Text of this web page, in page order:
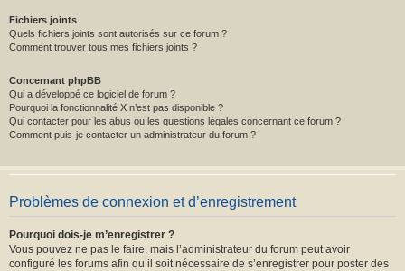
Fichiers joints
Quels fichiers joints sont autorisés sur ce forum ?
Comment trouver tous mes fichiers joints ?
Concernant phpBB
Qui a développé ce logiciel de forum ?
Pourquoi la fonctionnalité X n’est pas disponible ?
Qui contacter pour les abus ou les questions légales concernant ce forum ?
Comment puis-je contacter un administrateur du forum ?
Problèmes de connexion et d’enregistrement
Pourquoi dois-je m’enregistrer ?
Vous pouvez ne pas le faire, mais l’administrateur du forum peut avoir
configuré les forums afin qu’il soit nécessaire de s’enregistrer pour poster des